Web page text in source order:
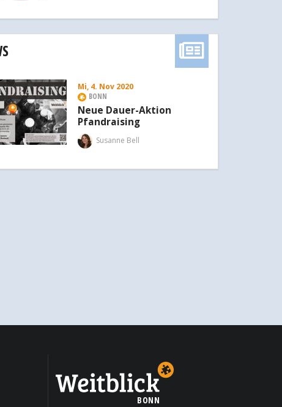
Mi, 4. Nov 2020
BONN
Neue Dauer-Aktion
Pfandraising
Susanne Bell
BONN